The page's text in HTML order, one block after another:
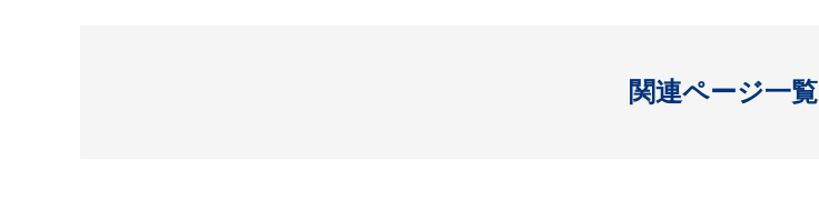
関連ページ一覧
開く